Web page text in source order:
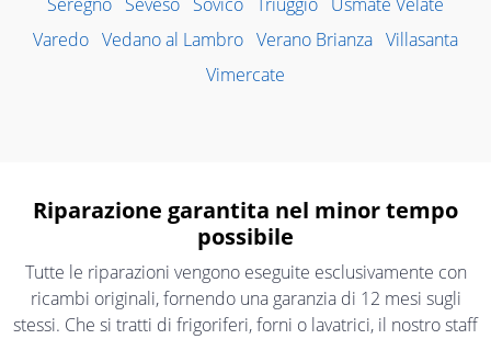
Varedo Vedano al Lambro Verano Brianza Villasanta
Vimercate
Riparazione garantita nel minor tempo
possibile
Tutte le riparazioni vengono eseguite esclusivamente con
ricambi originali, fornendo una garanzia di 12 mesi sugli
stessi. Che si tratti di frigoriferi, forni o lavatrici, il nostro staff